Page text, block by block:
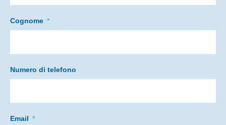
Cognome
Numero di telefono
Email